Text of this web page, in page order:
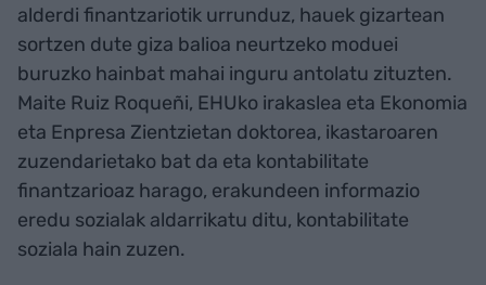
alderdi finantzariotik urrunduz, hauek gizartean
sortzen dute giza balioa neurtzeko moduei
buruzko hainbat mahai inguru antolatu zituzten.
Maite Ruiz Roqueñi, EHUko irakaslea eta Ekonomia
eta Enpresa Zientzietan doktorea, ikastaroaren
zuzendarietako bat da eta kontabilitate
finantzarioaz harago, erakundeen informazio
eredu sozialak aldarrikatu ditu, kontabilitate
soziala hain zuzen.